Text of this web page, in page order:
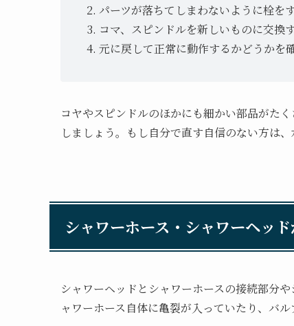
パーツが落ちてしまわないように栓を
コマ、スピンドルを新しいものに交換
元に戻して正常に動作するかどうかを
コヤやスピンドルのほかにも細かい部品がた
しましょう。もし自分で直す自信のない方は
シャワーホース・シャワーヘッド
シャワーヘッドとシャワーホースの接続部分
ャワーホース自体に亀裂が入っていたり、バ